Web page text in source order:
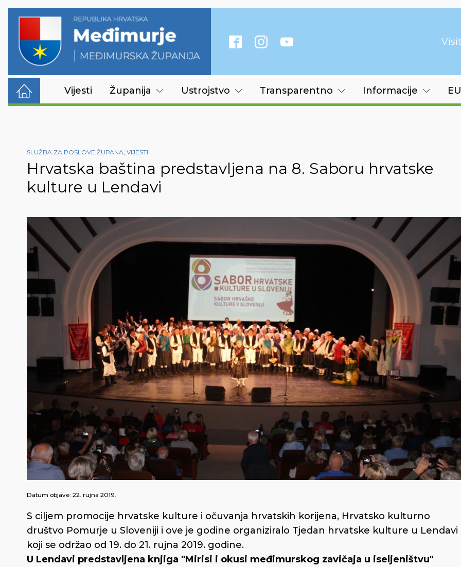
Vijesti Županija Ustrojstvo Transparentno Informacije
SLUŽBA ZA POSLOVE ŽUPANA, VIJESTI
Hrvatska baština predstavljena na 8. Saboru hrvatske
kulture u Lendavi
Datum objave: 22. rujna 2019.
S ciljem promocije hrvatske kulture i očuvanja hrvatskih korijena, Hrvatsko kulturno
društvo Pomurje u Sloveniji i ove je godine organiziralo Tjedan hrvatske kulture u Lendavi
koji se održao od 19. do 21. rujna 2019. godine.
U Lendavi predstavljena knjiga "Mirisi i okusi međimurskog zavičaja u iseljeništvu"